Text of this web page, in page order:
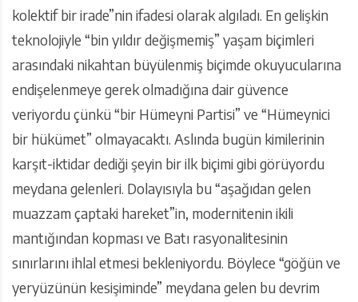
kolektif bir irade”nin ifadesi olarak algıladı. En gelişkin
teknolojiyle “bin yıldır değişmemiş” yaşam biçimleri
arasındaki nikahtan büyülenmiş biçimde okuyucularına
endişelenmeye gerek olmadığına dair güvence
veriyordu çünkü “bir Hümeyni Partisi” ve “Hümeynici
bir hükümet” olmayacaktı. Aslında bugün kimilerinin
karşıt-iktidar dediği şeyin bir ilk biçimi gibi görüyordu
meydana gelenleri. Dolayısıyla bu “aşağıdan gelen
muazzam çaptaki hareket”in, modernitenin ikili
mantığından kopması ve Batı rasyonalitesinin
sınırlarını ihlal etmesi bekleniyordu. Böylece “göğün ve
yeryüzünün kesişiminde” meydana gelen bu devrim